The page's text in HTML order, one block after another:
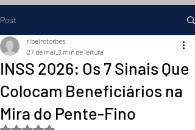
Post
INSS 2026: Os 7 Sinais Que
Colocam Beneficiários na
Mira do Pente-Fino
ribeirotorbes
27 de mai. 3 min de leitura